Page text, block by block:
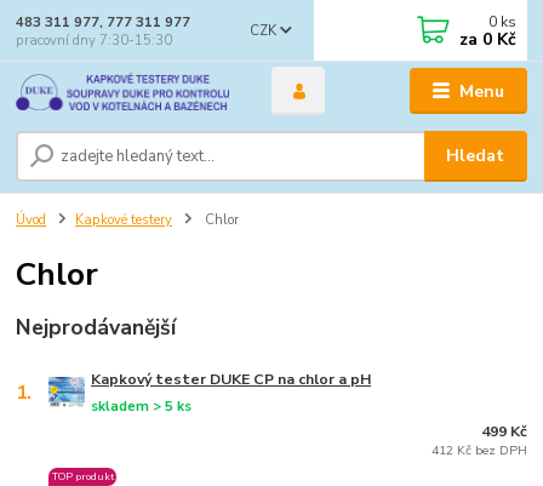
Menu
CZK
Hledat
483 311 977, 777 311 977
pracovní dny 7:30-15:30
0 ks
za 0 Kč
Úvod Kapkové testery Chlor
Chlor
Nejprodávanější
1. Kapkový tester DUKE CP na chlor a pH
skladem > 5 ks
TOP produkt
499 Kč
412 Kč bez DPH